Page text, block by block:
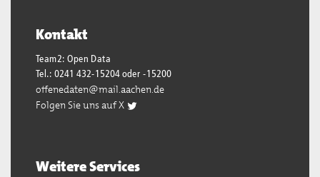
Kontakt
Team2: Open Data
Tel.: 0241 432-15204 oder -15200
offenedaten@mail.aachen.de
Folgen Sie uns auf X
Weitere Services